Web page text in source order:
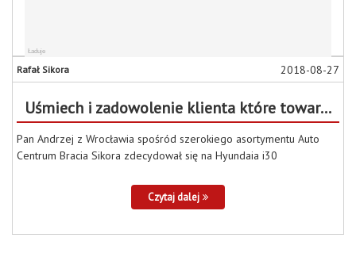
Rafał Sikora 2018-08-27
Uśmiech i zadowolenie klienta które towarzyszy przy wydaniu samochodu jest bezcenne dla sprzedającego.
Pan Andrzej z Wrocławia spośród szerokiego asortymentu Auto
Centrum Bracia Sikora zdecydował się na Hyundaia i30
Czytaj dalej